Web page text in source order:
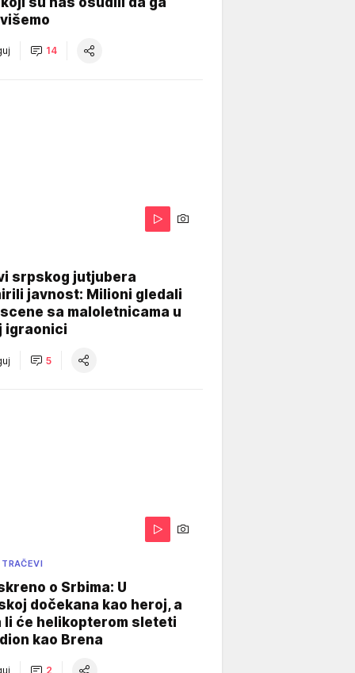
14
srpskog jutjubera
javnost: Milioni gledali
sa maloletnicama u
igraonici
5
o Srbima: U
dočekana kao heroj, a
li će helikopterom sleteti
kao Brena
2